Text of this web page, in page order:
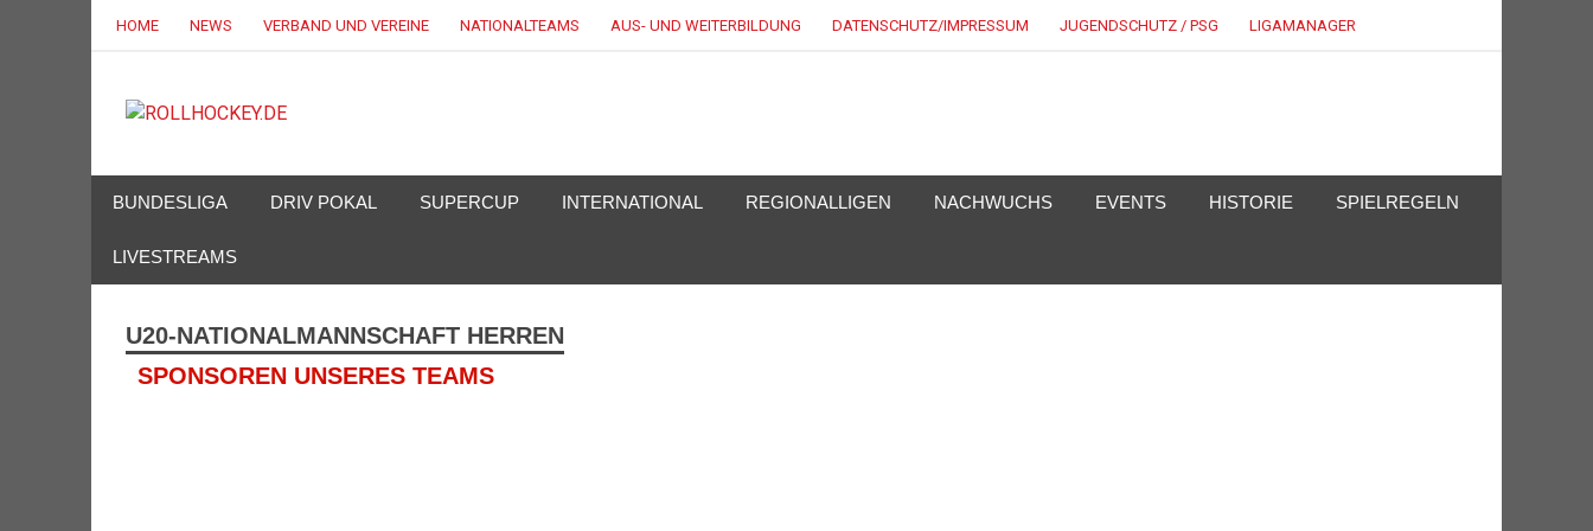
HOME NEWS VERBAND UND VEREINE NATIONALTEAMS AUS- UND WEITERBILDUNG DATENSCHUTZ/IMPRESSUM JUGENDSCHUTZ / PSG LIGAMANAGER
BUNDESLIGA DRIV POKAL SUPERCUP INTERNATIONAL REGIONALLIGEN NACHWUCHS EVENTS HISTORIE SPIELREGELN
LIVESTREAMS
U20-NATIONALMANNSCHAFT HERREN
SPONSOREN UNSERES TEAMS